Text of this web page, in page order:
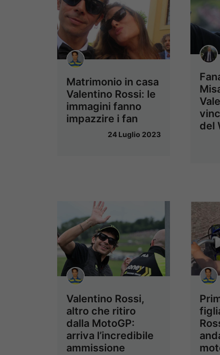
Matrimonio in casa
Valentino Rossi: le
immagini fanno
impazzire i fan
24 Luglio 2023
del
Valentino Rossi,
altro che ritiro
dalla MotoGP:
arriva l’incredibile
ammissione